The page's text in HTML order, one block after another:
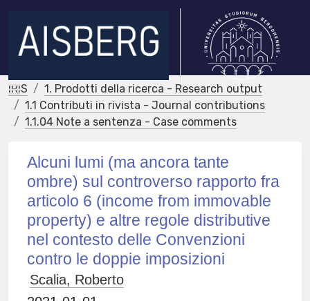
IRIS
1. Prodotti della ricerca - Research output
1.1 Contributi in rivista - Journal contributions
1.1.04 Note a sentenza - Case comments
Alcuni lumi (ma ancora tante
ombre) sul controverso rapporto fra
articolo 6 (income from immovable
property) e altre regole distributive
nel contesto delle Convenzioni
contro le doppie imposizioni
Scalia, Roberto